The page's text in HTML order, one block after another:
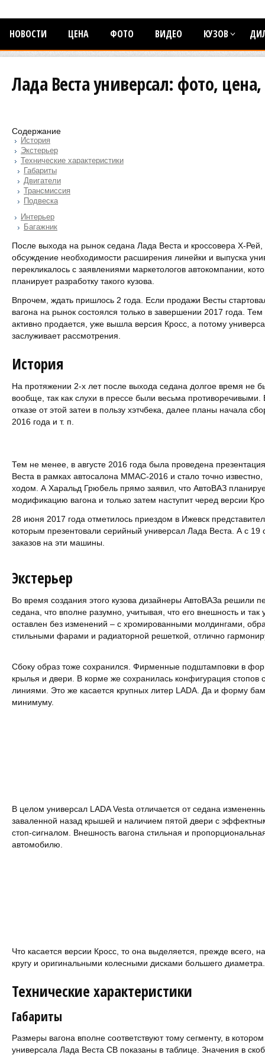
НОВОСТИ ЦЕНА ФОТО ВИДЕО КУЗОВ
Лада Веста универсал: фото,
Содержание
История
Экстерьер
Технические характеристики
Габариты
Двигатели
Трансмиссия
Подвеска
Интерьер
Багажник
После выхода на рынок седана Лада Веста и кроссовера Х-Рей,
обсуждение необходимости расширения линейки и выпуска
перекликалось с заявлениями маркетологов автокомпании,
планирует разработку такого кузова.
Впрочем, ждать пришлось 2 года. Если продажи Весты
вагона на рынок состоялся только в завершении 2017 года.
активно продается, уже вышла версия Кросс, а потому
заслуживает рассмотрения.
История
На протяжении 2-х лет после выхода седана долгое время не
вообще, так как слухи в прессе были весьма
отказе от этой затеи в пользу хэтчбека, далее планы начала
2016 года и т. п.
Тем не менее, в августе 2016 года была проведена
Веста в рамках автосалона ММАС-2016 и стало точно
ходом. А Харальд Грюбель прямо заявил, что АвтоВАЗ
модификацию вагона и только затем наступит черед версии
28 июня 2017 года отметилось приездом в Ижевск
которым презентовали серийный универсал Лада Веста. А с 19
заказов на эти машины.
Экстерьер
Во время создания этого кузова дизайнеры АвтоВАЗа решили
седана, что вполне разумно, учитывая, что его внешность и
оставлен без изменений – с хромированными молдингами,
стильными фарами и радиаторной решеткой, отлично
Сбоку образ тоже сохранился. Фирменные подштамповки в
крылья и двери. В корме же сохранилась конфигурация
линиями. Это же касается крупных литер LADA. Да и форму
минимуму.
В целом универсал LADA Vesta отличается от седана
заваленной назад крышей и наличием пятой двери с
стоп-сигналом. Внешность вагона стильная и
автомобилю.
Что касается версии Кросс, то она выделяется, прежде всего,
кругу и оригинальными колесными дисками большего диаметра.
Технические характеристики
Габариты
Размеры вагона вполне соответствуют тому сегменту, в
универсала Лада Веста СВ показаны в таблице. Значения в